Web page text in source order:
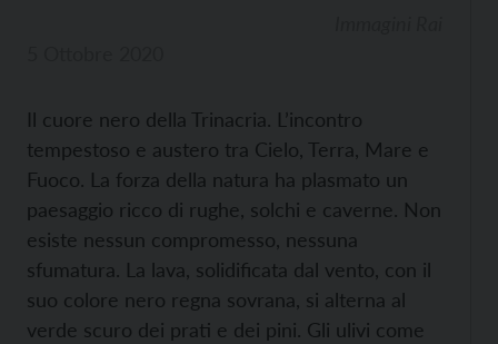
Il cuore nero della Trinacria. L’incontro
tempestoso e austero tra Cielo, Terra, Mare e
Fuoco. La forza della natura ha plasmato un
paesaggio ricco di rughe, solchi e caverne. Non
esiste nessun compromesso, nessuna
sfumatura. La lava, solidificata dal vento, con il
suo colore nero regna sovrana, si alterna al
verde scuro dei prati e dei pini. Gli ulivi come